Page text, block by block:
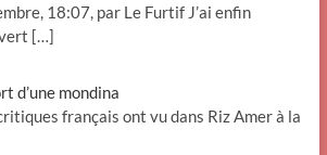
18:07, par Le Furtif J’ai enfin
[…]
d’une mondina
français ont vu dans Riz Amer à la